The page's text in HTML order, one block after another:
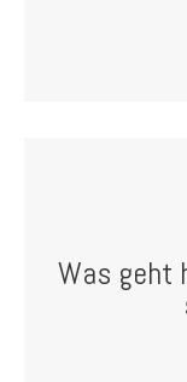
Was geht